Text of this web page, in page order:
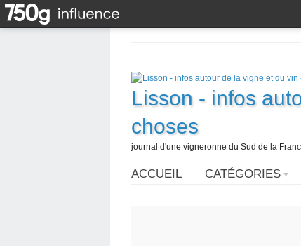
Lisson - infos
choses
journal d'une vigneronne du Sud de la
ACCUEIL CATÉGORIES